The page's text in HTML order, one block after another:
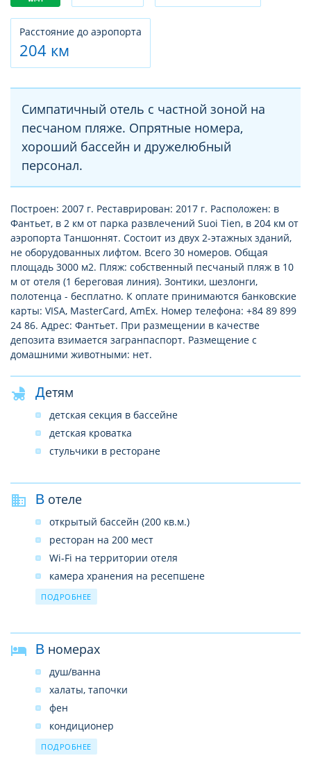
Расстояние до аэропорта
204 км
Симпатичный отель с частной зоной на
песчаном пляже. Опрятные номера,
хороший бассейн и дружелюбный
персонал.
Построен: 2007 г. Реставрирован: 2017 г. Расположен: в
Фантьет, в 2 км от парка развлечений Suoi Tien, в 204 км от
аэропорта Таншоннят. Состоит из двух 2-этажных зданий,
не оборудованных лифтом. Всего 30 номеров. Общая
площадь 3000 м2. Пляж: собственный песчаный пляж в 10
м от отеля (1 береговая линия). Зонтики, шезлонги,
полотенца - бесплатно. К оплате принимаются банковские
карты: VISA, MasterCard, AmEx. Номер телефона: +84 89 899
24 86. Адрес: Фантьет. При размещении в качестве
депозита взимается загранпаспорт. Размещение с
домашними животными: нет.
Детям
детская секция в бассейне
детская кроватка
стульчики в ресторане
В отеле
открытый бассейн (200 кв.м.)
ресторан на 200 мест
Wi-Fi на территории отеля
камера хранения на ресепшене
парковка автомобилей/велосипедов
аренда автомобилей/велосипедов
ПОДРОБНЕЕ
В номерах
душ/ванна
халаты, тапочки
фен
кондиционер
ТВ
ПОДРОБНЕЕ